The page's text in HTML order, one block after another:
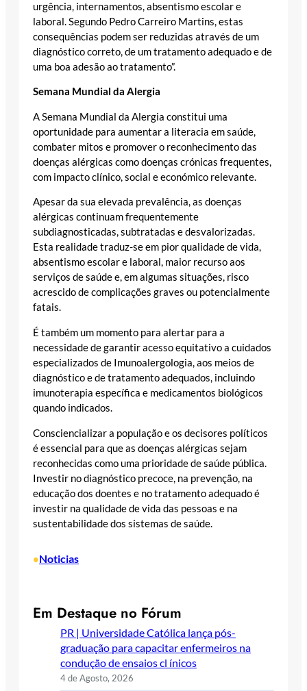
urgência, internamentos, absentismo escolar e
laboral. Segundo Pedro Carreiro Martins, estas
consequências podem ser reduzidas através de um
diagnóstico correto, de um tratamento adequado e de
uma boa adesão ao tratamento”.
Semana Mundial da Alergia
A Semana Mundial da Alergia constitui uma
oportunidade para aumentar a literacia em saúde,
combater mitos e promover o reconhecimento das
doenças alérgicas como doenças crónicas frequentes,
com impacto clínico, social e económico relevante.
Apesar da sua elevada prevalência, as doenças
alérgicas continuam frequentemente
subdiagnosticadas, subtratadas e desvalorizadas.
Esta realidade traduz-se em pior qualidade de vida,
absentismo escolar e laboral, maior recurso aos
serviços de saúde e, em algumas situações, risco
acrescido de complicações graves ou potencialmente
fatais.
É também um momento para alertar para a
necessidade de garantir acesso equitativo a cuidados
especializados de Imunoalergologia, aos meios de
diagnóstico e de tratamento adequados, incluindo
imunoterapia específica e medicamentos biológicos
quando indicados.
Consciencializar a população e os decisores políticos
é essencial para que as doenças alérgicas sejam
reconhecidas como uma prioridade de saúde pública.
Investir no diagnóstico precoce, na prevenção, na
educação dos doentes e no tratamento adequado é
investir na qualidade de vida das pessoas e na
sustentabilidade dos sistemas de saúde.
•Noticias
Em Destaque no Fórum
PR | Universidade Católica lança pós-
graduação para capacitar enfermeiros na
condução de ensaios cl ínicos
4 de Agosto, 2026